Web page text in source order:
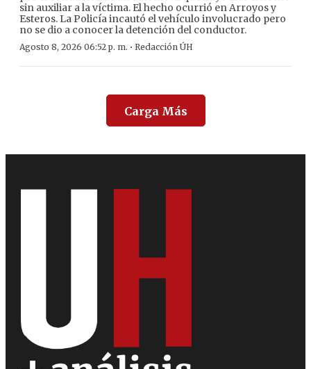
sin auxiliar a la víctima. El hecho ocurrió en Arroyos y
Esteros. La Policía incautó el vehículo involucrado pero
no se dio a conocer la detención del conductor.
Agosto 8, 2026 06:52 p. m. · Redacción ÚH
Carga Más